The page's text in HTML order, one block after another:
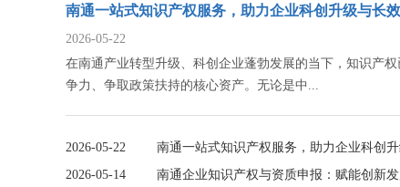
南通一站式知识产权服务，助力企业科创升级与长
2026-05-22
在南通产业转型升级、科创企业蓬勃发展的当下，知识产
争力、争取政策扶持的核心资产。无论是中...
2026-05-22
南通一站式知识产权服务，助力企业科创
2026-05-14
南通企业知识产权与资质申报：赋能创新发